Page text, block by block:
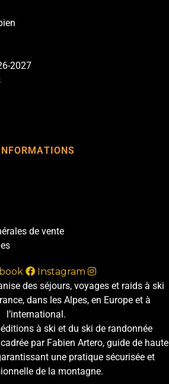
2027
de vente
Instagram
des séjours, voyages et raids à ski
dans les Alpes, en Europe et à
l’international.
à ski et du ski de randonnée
par Fabien Artero, guide de haute
une pratique sécurisée et
de la montagne.